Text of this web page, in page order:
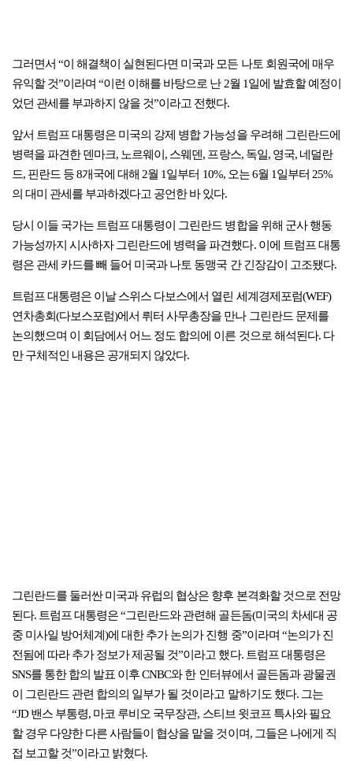
그러면서 “이 해결책이 실현된다면 미국과 모든 나토 회원국에 매우
유익할 것”이라며 “이런 이해를 바탕으로 난 2월 1일에 발효할 예정이
었던 관세를 부과하지 않을 것”이라고 전했다.
앞서 트럼프 대통령은 미국의 강제 병합 가능성을 우려해 그린란드에
병력을 파견한 덴마크, 노르웨이, 스웨덴, 프랑스, 독일, 영국, 네덜란
드, 핀란드 등 8개국에 대해 2월 1일부터 10%, 오는 6월 1일부터 25%
의 대미 관세를 부과하겠다고 공언한 바 있다.
당시 이들 국가는 트럼프 대통령이 그린란드 병합을 위해 군사 행동
가능성까지 시사하자 그린란드에 병력을 파견했다. 이에 트럼프 대통
령은 관세 카드를 빼 들어 미국과 나토 동맹국 간 긴장감이 고조됐다.
트럼프 대통령은 이날 스위스 다보스에서 열린 세계경제포럼(WEF)
연차총회(다보스포럼)에서 뤼터 사무총장을 만나 그린란드 문제를
논의했으며 이 회담에서 어느 정도 합의에 이른 것으로 해석된다. 다
만 구체적인 내용은 공개되지 않았다.
그린란드를 둘러싼 미국과 유럽의 협상은 향후 본격화할 것으로 전망
된다. 트럼프 대통령은 “그린란드와 관련해 골든돔(미국의 차세대 공
중 미사일 방어체계)에 대한 추가 논의가 진행 중”이라며 “논의가 진
전됨에 따라 추가 정보가 제공될 것”이라고 했다. 트럼프 대통령은
SNS를 통한 합의 발표 이후 CNBC와 한 인터뷰에서 골든돔과 광물권
이 그린란드 관련 합의의 일부가 될 것이라고 말하기도 했다. 그는
“JD 밴스 부통령, 마코 루비오 국무장관, 스티브 윗코프 특사와 필요
할 경우 다양한 다른 사람들이 협상을 맡을 것이며, 그들은 나에게 직
접 보고할 것”이라고 밝혔다.